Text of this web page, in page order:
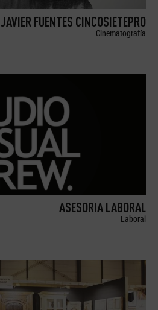
JAVIER FUENTES CINCOSIETEPRO
Cinematografía
ASESORIA LABORAL
Laboral